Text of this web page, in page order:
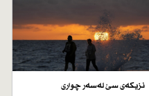
نزیكەی سێ لەسەر چواری